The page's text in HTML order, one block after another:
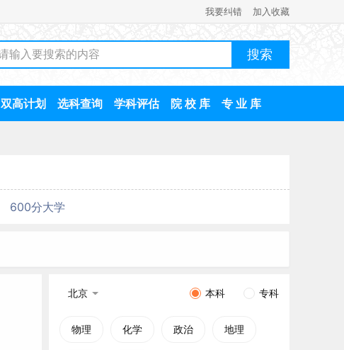
我要纠错 加入收藏
双高计划 选科查询 学科评估 院 校 库 专 业 库
600分大学
北京 本科 专科
物理 化学 政治 地理